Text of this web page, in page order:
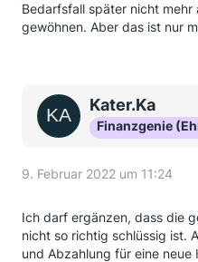
Bedarfsfall später nicht mehr
gewöhnen. Aber das ist nur
Kater.Ka
9. Februar 2022 um 11:24
Ich darf ergänzen, dass die
nicht so richtig schlüssig ist.
und Abzahlung für eine